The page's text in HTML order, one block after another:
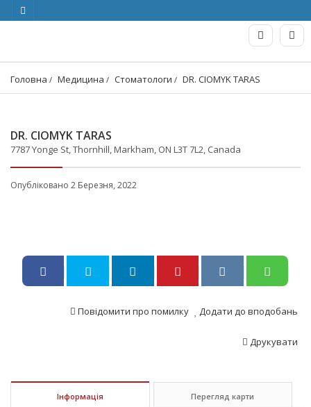
Головна Медицина Стоматологи DR. CIOMYK TARAS
DR. CIOMYK TARAS
7787 Yonge St, Thornhill, Markham, ON L3T 7L2, Canada
Опубліковано 2 Березня, 2022
Додати до вподобань
Повідомити про помилку
Друкувати
Інформація Перегляд карти